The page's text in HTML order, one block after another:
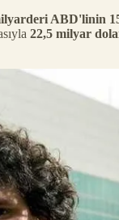
ABD'linin
22,5 milyar